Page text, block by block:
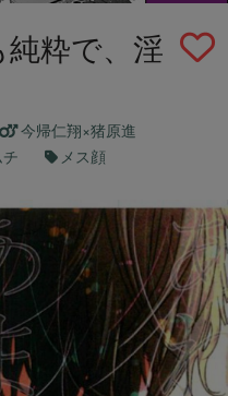
粋で、淫
今帰仁翔×猪原進
メス顔